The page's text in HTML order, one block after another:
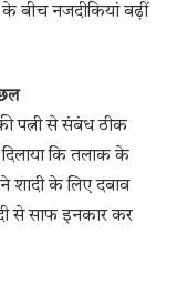
के बीच नजदीकियां बढ़ीं
पत्नी से संबंध ठीक
कि तलाक के
शादी के लिए दबाव
से साफ इनकार कर